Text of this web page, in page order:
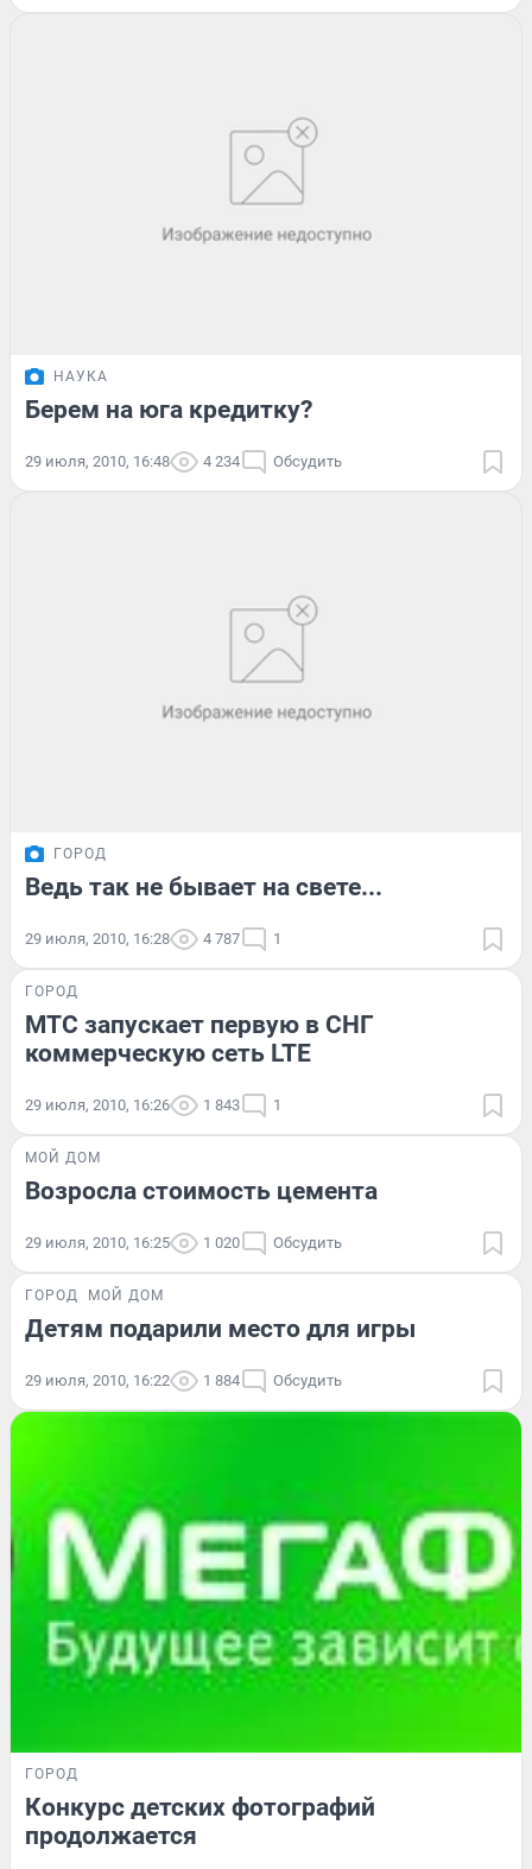
НАУКА
Берем на юга кредитку?
29 июля, 2010, 16:48 4 234 Обсудить
ГОРОД
Ведь так не бывает на свете...
29 июля, 2010, 16:28 4 787 1
ГОРОД
МТС запускает первую в СНГ
коммерческую сеть LTE
29 июля, 2010, 16:26 1 843 1
МОЙ ДОМ
Возросла стоимость цемента
29 июля, 2010, 16:25 1 020 Обсудить
ГОРОД МОЙ ДОМ
Детям подарили место для игры
29 июля, 2010, 16:22 1 884 Обсудить
ГОРОД
Конкурс детских фотографий
продолжается